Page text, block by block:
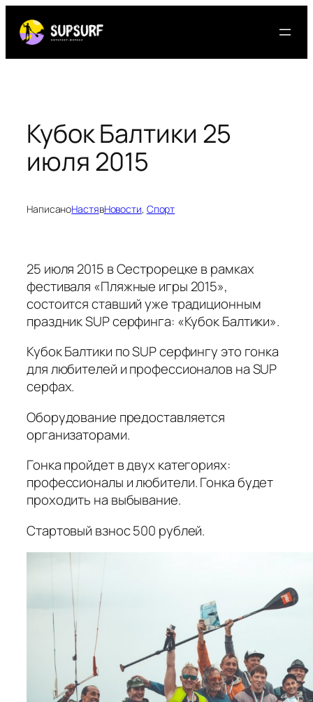
содержимому
Кубок Балтики 25
июля 2015
НаписаноНастявНовости, Спорт
25 июля 2015 в Сестрорецке в рамках
фестиваля «Пляжные игры 2015»,
состоится ставший уже традиционным
праздник SUP серфинга: «Кубок Балтики».
Кубок Балтики по SUP серфингу это гонка
для любителей и профессионалов на SUP
серфах.
Оборудование предоставляется
организаторами.
Гонка пройдет в двух категориях:
профессионалы и любители. Гонка будет
проходить на выбывание.
Стартовый взнос 500 рублей.